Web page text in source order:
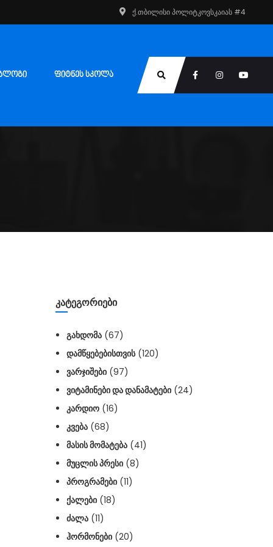
ქ.თბილისი პოლიტკოვსკაიას #4
ᲤᲘᲢᲜᲔᲡ ᲡᲙᲝᲚᲐ
ᲙᲐᲢᲔᲒᲝᲠᲘᲔᲑᲘ
ᲒᲐᲮᲓᲝᲛᲐ (67)
ᲓᲐᲛᲬᲧᲔᲑᲔᲑᲘᲡᲗᲕᲘᲡ(120)
ᲕᲐᲠᲯᲘᲨᲔᲑᲘ (97)
ᲕᲘᲢᲐᲛᲘᲜᲔᲑᲘ ᲓᲐ ᲓᲐᲜᲐᲛᲐᲢᲔᲑᲘ (24)
ᲙᲐᲠᲓᲘᲝ (16)
ᲙᲕᲔᲑᲐ (68)
ᲛᲐᲡᲘᲡ ᲛᲝᲛᲐᲢᲔᲑᲐ (41)
ᲛᲣᲪᲚᲘᲡ ᲞᲠᲔᲡᲘ (8)
ᲞᲠᲝᲒᲠᲐᲛᲔᲑᲘ (11)
ᲥᲐᲚᲔᲑᲘ (18)
ᲫᲐᲚᲐ (11)
ᲰᲝᲠᲛᲝᲜᲔᲑᲘ (20)